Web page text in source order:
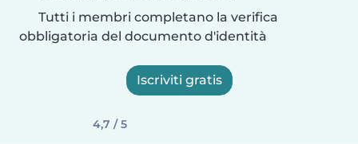
Tutti i membri completano la verifica
obbligatoria del documento d'identità
Iscriviti gratis
4,7 / 5